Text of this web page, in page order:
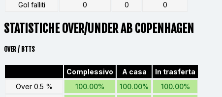
Gol falliti
0 0 0
STATISTICHE OVER/UNDER AB COPENHAGEN
OVER / BTTS
Complessivo A casa
In trasferta
Over 0.5 %
100.00% 100.00%
100.00%